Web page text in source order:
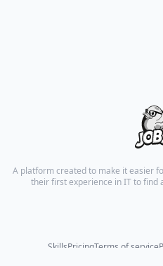
A platform created to make it easier
their first experience in IT to find
SkillsPricingTerms of service